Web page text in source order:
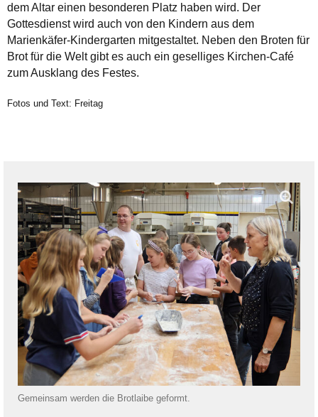
dem Altar einen besonderen Platz haben wird. Der
Gottesdienst wird auch von den Kindern aus dem
Marienkäfer-Kindergarten mitgestaltet. Neben den Broten für
Brot für die Welt gibt es auch ein geselliges Kirchen-Café
zum Ausklang des Festes.
Fotos und Text: Freitag
Gemeinsam werden die Brotlaibe geformt.